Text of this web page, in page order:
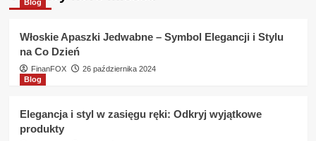
Mini
Credit
Jakie
Blog
Włoskie Apaszki Jedwabne – Symbol Elegancji i Stylu
na Co Dzień
FinanFOX
26 października 2024
Blog
Elegancja i styl w zasięgu ręki: Odkryj wyjątkowe
produkty